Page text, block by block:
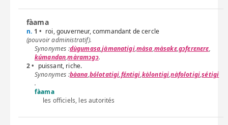
fàama
n. 1 • roi, gouverneur, commandant de cercle
(pouvoir administratif).
dùgumasa,jàmanatigi,màsa,màsakɛ,gɔfɛrɛnɛrɛ,
kúmandan,màramɔgɔ.
2 • puissant, riche.
bàana,bólotatigi,fɛ́ntigi,kòlontigi,nàfolotigi,sétigi
.
fàama
les officiels, les autorités